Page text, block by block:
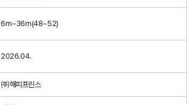
6m~36m(48~52)
2026.04.
㈜해피프린스